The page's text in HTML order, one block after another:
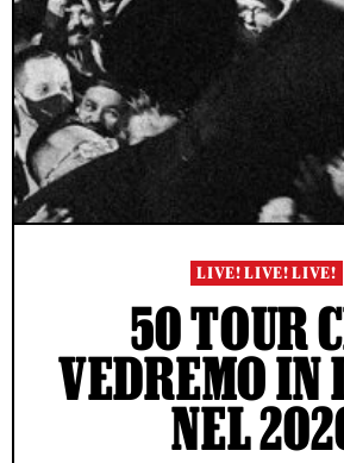
LIVE! LIVE! LIVE!
50 TOUR
VEDREMO
NEL